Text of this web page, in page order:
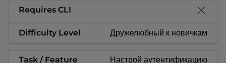
Дружелюбный к новичкам
Настрой аутентификацию